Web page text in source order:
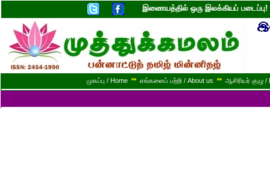
இணையத்தில் ஒரு இலக்கியப்
முகப்பு / Home ** எங்களைப் பற்றி / About us ** ஆசிரியர் குழு